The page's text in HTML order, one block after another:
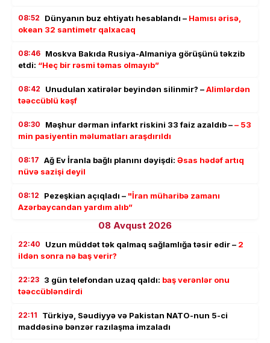
08:52 Dünyanın buz ehtiyatı hesablandı – Hamısı ərisə,
okean 32 santimetr qalxacaq
08:46 Moskva Bakıda Rusiya-Almaniya görüşünü təkzib
etdi: “Heç bir rəsmi təmas olmayıb”
08:42 Unudulan xatirələr beyindən silinmir? –Alimlərdən
təəccüblü kəşf
08:30 Məşhur dərman infarkt riskini 33 faiz azaldıb –– 53
min pasiyentin məlumatları araşdırıldı
08:17 Ağ Ev İranla bağlı planını dəyişdi: Əsas hədəf artıq
nüvə sazişi deyil
08:12 Pezeşkian açıqladı – "İran müharibə zamanı
Azərbaycandan yardım alıb”
08 Avqust 2026
22:40 Uzun müddət tək qalmaq sağlamlığa təsir edir – 2
ildən sonra nə baş verir?
22:23 3 gün telefondan uzaq qaldı: baş verənlər onu
təəccübləndirdi
22:11
Türkiyə, Səudiyyə və Pakistan NATO-nun 5-ci
maddəsinə bənzər razılaşma imzaladı